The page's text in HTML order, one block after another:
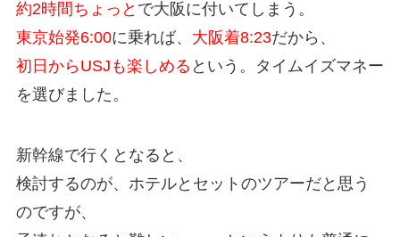
約2時間ちょっと で大阪に付いてしまう。
東京始発6:00に乗れば、 大阪着8:23だから、
初日からUSJも楽しめる という。タイムイズマネー
を選びました。
新幹線で行くとなると、
検討するのが、ホテルとセットのツアーだと思う
のですが、